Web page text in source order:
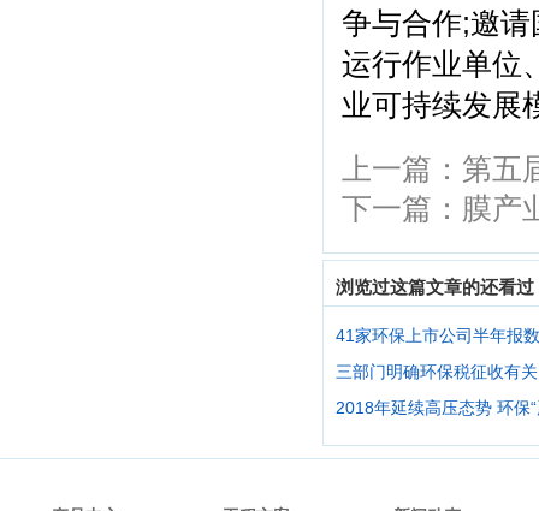
争与合作;邀
运行作业单位
业可持续发展
上一篇： 第五
下一篇： 膜产
浏览过这篇文章的还看过
41家环保上市公司半年报
三部门明确环保税征收有
2018年延续高压态势 环保